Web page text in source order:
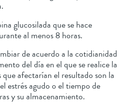
glucosilada que se hace
al menos 8 horas.
de acuerdo a la cotidianidad
del día en el que se realice la
afectarían el resultado son la
estrés agudo o el tiempo de
y su almacenamiento.